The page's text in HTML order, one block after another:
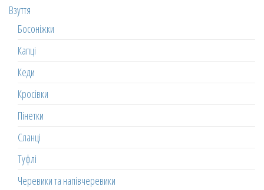
Взуття
Босоніжки
Капці
Кеди
Кросівки
Пінетки
Сланці
Туфлі
Черевики та напівчеревики